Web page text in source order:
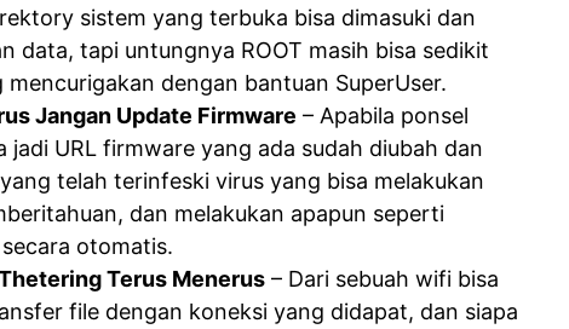
sistem yang terbuka bisa dimasuki dan
data, tapi untungnya ROOT masih bisa sedikit
dengan bantuan SuperUser.
Jangan Update Firmware – Apabila ponsel
jadi URL firmware yang ada sudah diubah dan
telah terinfeski virus yang bisa melakukan
dan melakukan apapun seperti
otomatis.
Terus Menerus – Dari sebuah wifi bisa
file dengan koneksi yang didapat, dan siapa